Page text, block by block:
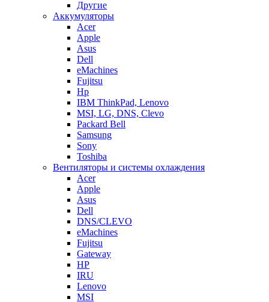
Другие
Аккумуляторы
Acer
Apple
Asus
Dell
eMachines
Fujitsu
Hp
IBM ThinkPad, Lenovo
MSI, LG, DNS, Clevo
Packard Bell
Samsung
Sony
Toshiba
Вентиляторы и системы охлаждения
Acer
Apple
Asus
Dell
DNS/CLEVO
eMachines
Fujitsu
Gateway
HP
IRU
Lenovo
MSI